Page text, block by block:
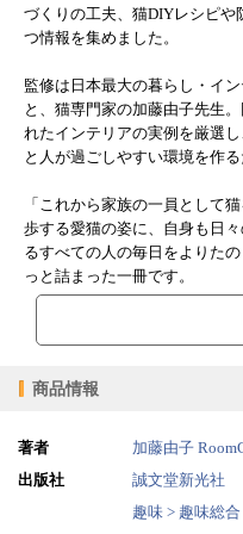
づくりの工夫、猫DIYレシピや
つ情報を集めました。
監修は日本最大の暮らし・イ
と、猫専門家の加藤由子先生
れたインテリアの実例を厳選
と人が過ごしやすい環境を作
「これから家族の一員として
歩する愛猫の姿に、自身も日
るすべての人の毎日をよりた
っと詰まった一冊です。
商品情報
著者 加藤由子
出版社
誠文堂新光社
趣味 > 趣味総合